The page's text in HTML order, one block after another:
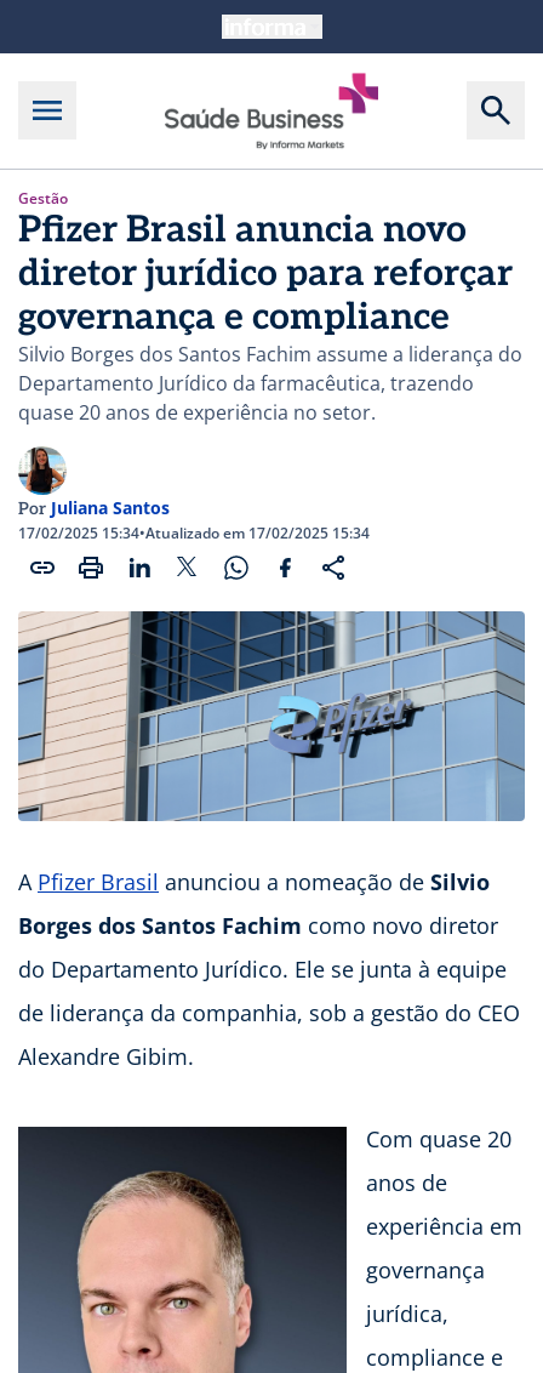
Gestão
Pfizer Brasil anuncia novo
diretor jurídico para reforçar
governança e compliance
Silvio Borges dos Santos Fachim assume a liderança do
Departamento Jurídico da farmacêutica, trazendo
quase 20 anos de experiência no setor.
Por Juliana Santos
17/02/2025 15:34•Atualizado em 17/02/2025 15:34
A Pfizer Brasil anunciou a nomeação de Silvio
Borges dos Santos Fachim como novo diretor
do Departamento Jurídico. Ele se junta à equipe
de liderança da companhia, sob a gestão do CEO
Alexandre Gibim.
Com quase 20
anos de
experiência em
governança
jurídica,
compliance e